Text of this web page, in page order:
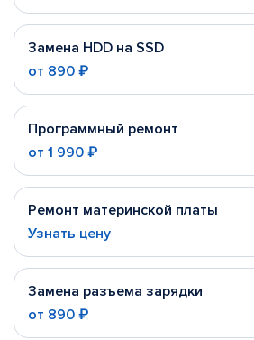
Замена HDD на SSD
от 890 ₽
Программный ремонт
от 1 990 ₽
Ремонт материнской платы
Узнать цену
Замена разъема зарядки
от 890 ₽